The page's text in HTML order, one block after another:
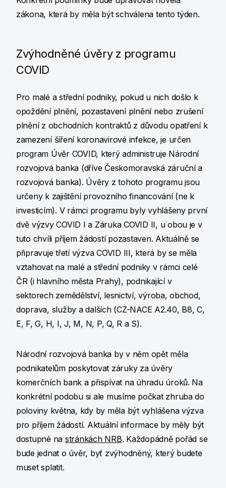
zákona, která by měla být schválena tento týden.
Zvýhodněné úvěry z programu
COVID
Pro malé a střední podniky, pokud u nich došlo k
opoždění plnění, pozastavení plnění nebo zrušení
plnění z obchodních kontraktů z důvodu opatření k
zamezení šíření koronavirové infekce, je určen
program Úvěr COVID, který administruje Národní
rozvojová banka (dříve Českomoravská záruční a
rozvojová banka). Úvěry z tohoto programu jsou
určeny k zajištění provozního financování (ne k
investicím). V rámci programu byly vyhlášeny první
dvě výzvy COVID I a Záruka COVID II, u obou je v
tuto chvíli příjem žádostí pozastaven. Aktuálně se
připravuje třetí výzva COVID III, která by se měla
vztahovat na malé a střední podniky v rámci celé
ČR (i hlavního města Prahy), podnikající v
sektorech zemědělství, lesnictví, výroba, obchod,
doprava, služby a dalších (CZ-NACE A2.40, B8, C,
E, F, G, H, I, J, M, N, P, Q, R a S).
Národní rozvojová banka by v něm opět měla
podnikatelům poskytovat záruky za úvěry
komerčních bank a přispívat na úhradu úroků. Na
konkrétní podobu si ale musíme počkat zhruba do
poloviny května, kdy by měla být vyhlášena výzva
pro příjem žádostí. Aktuální informace by měly být
dostupné na stránkách NRB. Každopádně pořád se
bude jednat o úvěr, byť zvýhodněný, který budete
muset splatit.